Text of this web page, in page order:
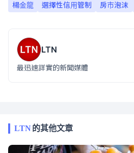
楊金龍
選擇性信用管制 房市泡沫
LTN
最迅速詳實的新聞媒體
LTN的其他文章